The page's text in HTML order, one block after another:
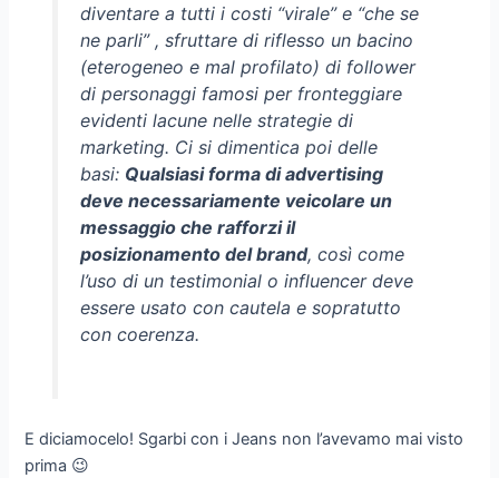
diventare a tutti i costi “virale” e “che se
ne parli” , sfruttare di riflesso un bacino
(eterogeneo e mal profilato) di follower
di personaggi famosi per fronteggiare
evidenti lacune nelle strategie di
marketing. Ci si dimentica poi delle
basi: Qualsiasi forma di advertising
deve necessariamente veicolare un
messaggio che rafforzi il
posizionamento del brand, così come
l’uso di un testimonial o influencer deve
essere usato con cautela e sopratutto
con coerenza.
E diciamocelo! Sgarbi con i Jeans non l’avevamo mai visto
prima 😉